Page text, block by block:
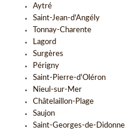
Aytré
Saint-Jean-d'Angély
Tonnay-Charente
Lagord
Surgères
Périgny
Saint-Pierre-d'Oléron
Nieul-sur-Mer
Châtelaillon-Plage
Saujon
Saint-Georges-de-Didonne